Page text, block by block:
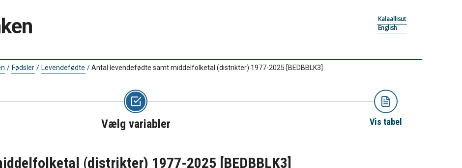
Kalaallisut
English
/ Fødsler / Levendefødte /Antal levendefødte samt middelfolketal (distrikter) 1977-2025 [BEDBBLK3]
Vælg variabler Vis tabel
(distrikter) 1977-2025 [BEDBBLK3]